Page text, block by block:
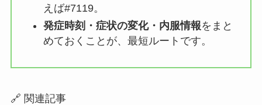
えば#7119。
発症時刻・症状の変化・内服情報をまと
めておくことが、最短ルートです。
🔗 関連記事